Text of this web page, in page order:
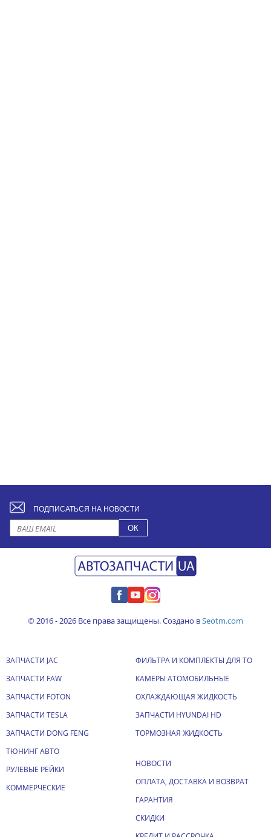
ПОДПИСАТЬСЯ НА НОВОСТИ
© 2016 - 2026 Все права защищены. Создано вSeotm.com
ЗАПЧАСТИ JAC
ЗАПЧАСТИ FAW
ЗАПЧАСТИ FOTON
ЗАПЧАСТИ TESLA
ЗАПЧАСТИ DONG FENG
ТЮНИНГ АВТО
РУЛЕВЫЕ РЕЙКИ
КОММЕРЧЕСКИЕ
ФИЛЬТРА И КОМПЛЕКТЫ ДЛЯ ТО
КАМЕРЫ АТОМОБИЛЬНЫЕ
ОХЛАЖДАЮЩАЯ ЖИДКОСТЬ
ЗАПЧАСТИ HYUNDAI HD
ТОРМОЗНАЯ ЖИДКОСТЬ
НОВОСТИ
ОПЛАТА, ДОСТАВКА И ВОЗВРАТ
ГАРАНТИЯ
СКИДКИ